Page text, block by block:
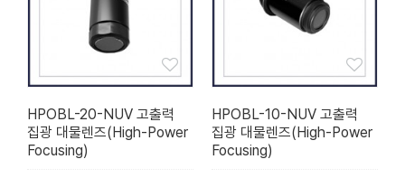
HPOBL-20-NUV 고출력
집광 대물렌즈(High-Power
Focusing)
HPOBL-10-NUV 고출력
집광 대물렌즈(High-Power
Focusing)